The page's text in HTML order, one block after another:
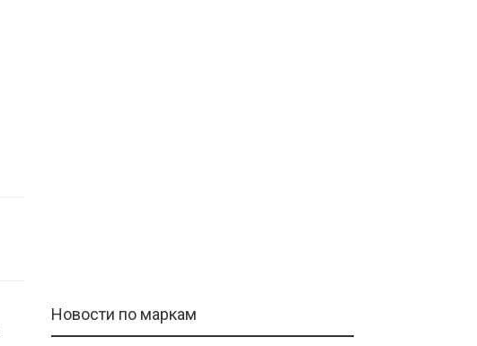
Новости по маркам